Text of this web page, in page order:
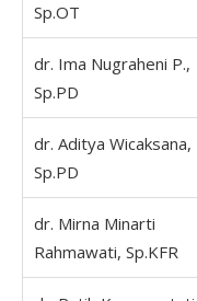
Sp.OT
dr. Ima Nugraheni P.,
Sp.PD
dr. Aditya Wicaksana,
Sp.PD
dr. Mirna Minarti
Rahmawati, Sp.KFR